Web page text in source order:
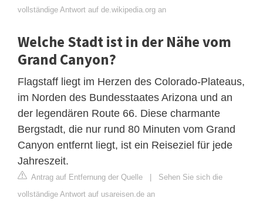
vollständige Antwort auf de.wikipedia.org an
Welche Stadt ist in der Nähe vom
Grand Canyon?
Flagstaff liegt im Herzen des Colorado-Plateaus,
im Norden des Bundesstaates Arizona und an
der legendären Route 66. Diese charmante
Bergstadt, die nur rund 80 Minuten vom Grand
Canyon entfernt liegt, ist ein Reiseziel für jede
Jahreszeit.
Antrag auf Entfernung der Quelle | Sehen Sie sich die
vollständige Antwort auf usareisen.de an